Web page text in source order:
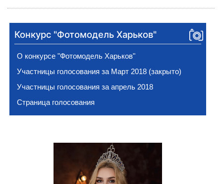
Конкурс "Фотомодель Харьков"
О конкурсе "Фотомодель Харьков"
Участницы голосования за Март 2018 (закрыто)
Участницы голосования за апрель 2018
Страница голосования